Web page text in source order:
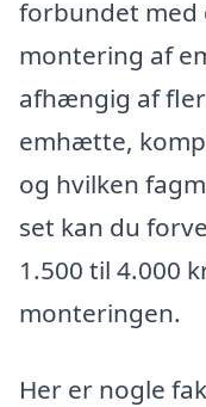
forbundet med
montering af
afhængig af
emhætte,
og hvilken
set kan du
1.500 til 4.000
monteringen.
Her er nogle